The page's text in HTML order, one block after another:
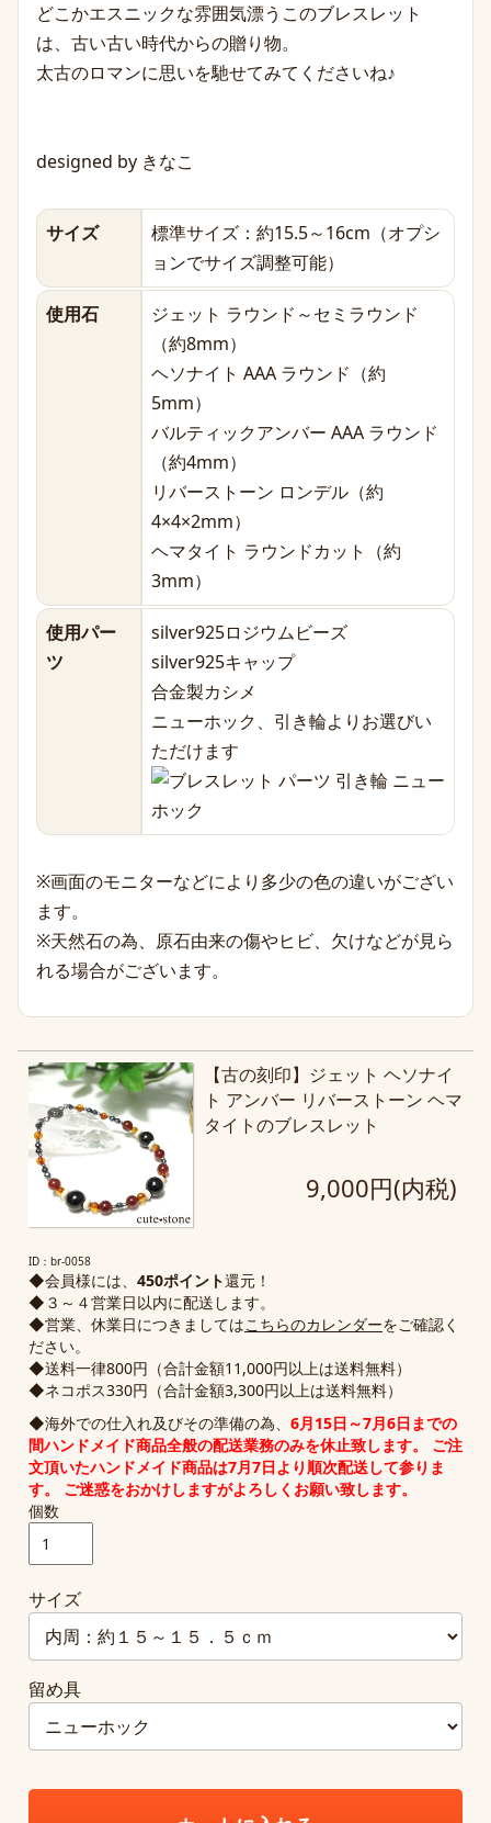
どこかエスニックな雰囲気漂うこのブレスレット
は、古い古い時代からの贈り物。
太古のロマンに思いを馳せてみてくださいね♪
designed by きなこ
サイズ
標準サイズ：約15.5～16cm（オプシ
ョンでサイズ調整可能）
使用石
ジェット ラウンド～セミラウンド
（約8mm）
ヘソナイト AAA ラウンド（約
5mm）
バルティックアンバー AAA ラウンド
（約4mm）
リバーストーン ロンデル（約
4×4×2mm）
ヘマタイト ラウンドカット（約
3mm）
使用パー
ツ
silver925ロジウムビーズ
silver925キャップ
合金製カシメ
ニューホック、引き輪よりお選びい
ただけます
※画面のモニターなどにより多少の色の違いがござい
ます。
※天然石の為、原石由来の傷やヒビ、欠けなどが見ら
れる場合がございます。
【古の刻印】ジェット ヘソナイ
ト アンバー リバーストーン ヘマ
タイトのブレスレット
9,000円(内税)
ID：br-0058
◆会員様には、 450ポイント還元！
◆３～４営業日以内に配送します。
◆営業、休業日につきましてはこちらのカレンダーをご確認く
ださい。
◆送料一律800円（合計金額11,000円以上は送料無料）
◆ネコポス330円（合計金額3,300円以上は送料無料）
◆海外での仕入れ及びその準備の為、 6月15日～7月6日までの
間ハンドメイド商品全般の配送業務のみを休止致します。 ご注
文頂いたハンドメイド商品は7月7日より順次配送して参りま
す。 ご迷惑をおかけしますがよろしくお願い致します。
個数
サイズ
留め具